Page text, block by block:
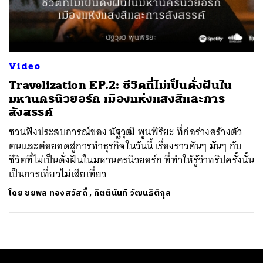
Video
Travelization EP.2: ชีวิตที่ไม่เป็นดั่งฝันใน
มหานครนิวยอร์ก เมืองแห่งแสงสีและการ
สังสรรค์
ชวนฟังประสบการณ์ของ นัฐวุฒิ พูนพิริยะ ที่ก่อร่างสร้างตัว
ตนและต่อยอดสู่การทำธุรกิจในวันนี้ เรื่องราวคันๆ มันๆ กับ
ชีวิตที่ไม่เป็นดั่งฝันในมหานครนิวยอร์ก ที่ทำให้รู้ว่าทริปครั้งนั้น
เป็นการเที่ยวไม่เสียเที่ยว
โดย ชยพล ทองสวัสดิ์, กิตตินันท์ วัฒนธิติกุล
SHARE TWEET LINE EMAIL